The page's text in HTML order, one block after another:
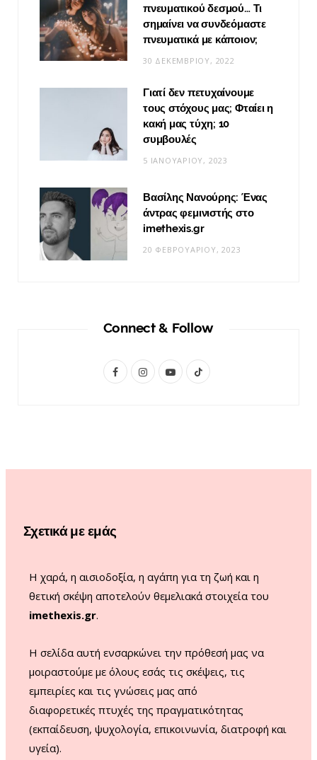
πνευματικού δεσμού… Τι
σημαίνει να συνδεόμαστε
πνευματικά με κάποιον;
30 ΔΕΚΕΜΒΡΊΟΥ, 2022
Γιατί δεν πετυχαίνουμε
τους στόχους μας; Φταίει η
κακή μας τύχη; 10
συμβουλές
5 ΙΑΝΟΥΑΡΊΟΥ, 2023
Βασίλης Νανούρης: Ένας
άντρας φεμινιστής στο
imethexis.gr
20 ΦΕΒΡΟΥΑΡΊΟΥ, 2023
Connect & Follow
F
b
I
a
Y
u
T
o
Σχετικά με εμάς
Η χαρά, η αισιοδοξία, η αγάπη για τη ζωή και η
θετική σκέψη αποτελούν θεμελιακά στοιχεία του
imethexis.gr.
H σελίδα αυτή ενσαρκώνει την πρόθεσή μας να
μοιραστούμε με όλους εσάς τις σκέψεις, τις
εμπειρίες και τις γνώσεις μας από
διαφορετικές πτυχές της πραγματικότητας
(εκπαίδευση, ψυχολογία, επικοινωνία, διατροφή και
υγεία).